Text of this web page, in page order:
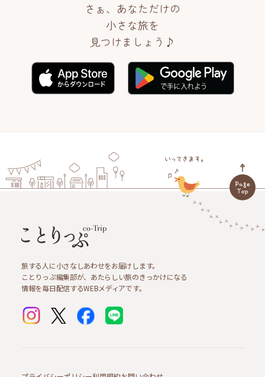
さぁ、あなただけの
小さな旅を
見つけましょう♪
旅する人に小さなしあわせをお届けします。
ことりっぷ編集部が、あたらしい旅のきっかけになる
情報を毎日配信するWEBメディアです。